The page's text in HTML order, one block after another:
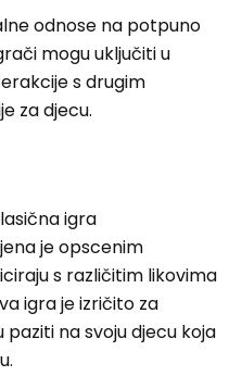
odnose na potpuno
mogu uključiti u
s drugim
za djecu.
igra
je opscenim
s različitim likovima
igra je izričito za
na svoju djecu koja